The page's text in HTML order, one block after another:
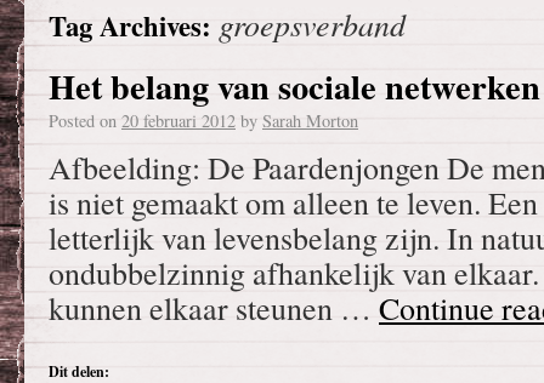
Tag Archives: groepsverband
Het belang van sociale netwerken
Posted on 20 februari 2012 by Sarah Morton
Afbeelding: De Paardenjongen De
is niet gemaakt om alleen te leven.
letterlijk van levensbelang zijn. In
ondubbelzinnig afhankelijk van
kunnen elkaar steunen … Continue
Dit delen: